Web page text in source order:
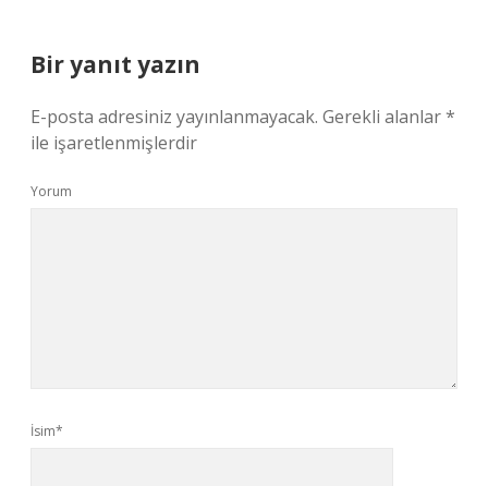
Bir yanıt yazın
E-posta adresiniz yayınlanmayacak. Gerekli alanlar*
ile işaretlenmişlerdir
Yorum
İsim*